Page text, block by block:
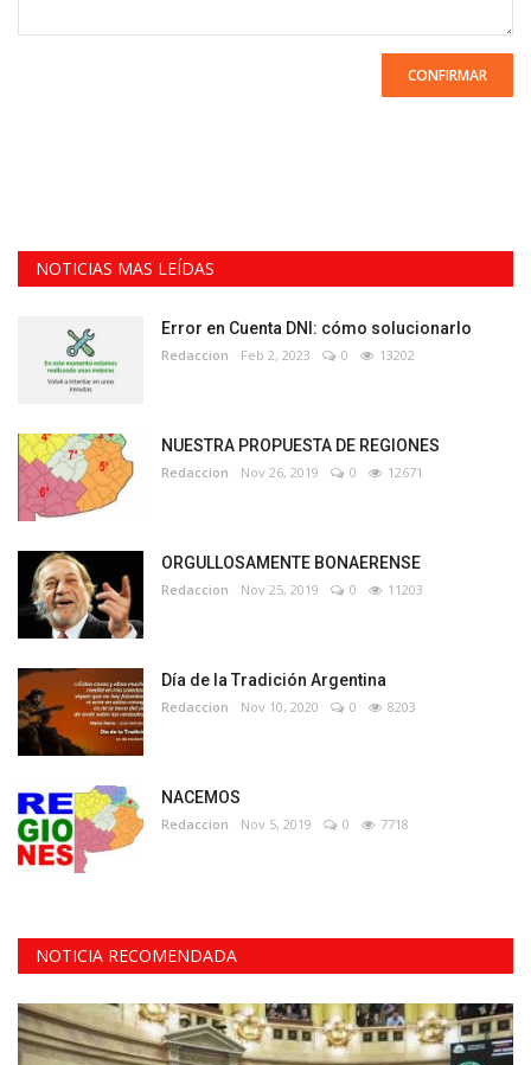
CONFIRMAR
NOTICIAS MAS LEÍDAS
Error en Cuenta DNI: cómo solucionarlo
Redaccion Feb 2, 2023 0 13202
NUESTRA PROPUESTA DE REGIONES
Redaccion Nov 26, 2019 0 12671
ORGULLOSAMENTE BONAERENSE
Redaccion Nov 25, 2019 0 11203
Día de la Tradición Argentina
Redaccion Nov 10, 2020 0 8203
NACEMOS
Redaccion Nov 5, 2019 0 7718
NOTICIA RECOMENDADA